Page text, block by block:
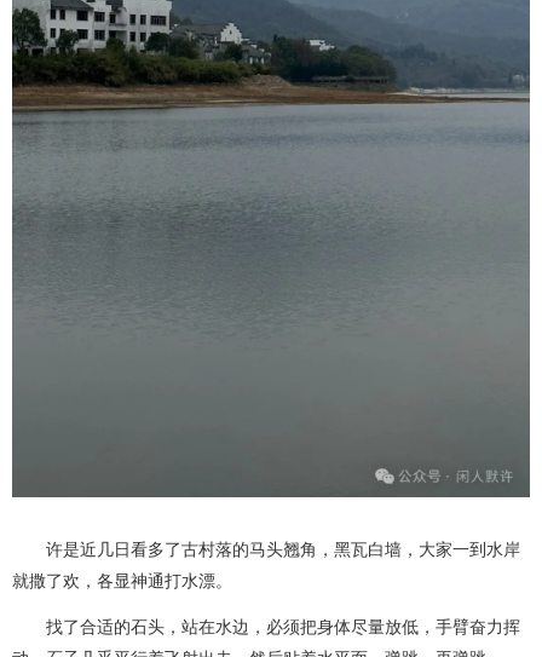
许是近几日看多了古村落的马头翘角，黑瓦白墙，大家一到水岸
就撒了欢，各显神通打水漂。
找了合适的石头，站在水边，必须把身体尽量放低，手臂奋力挥